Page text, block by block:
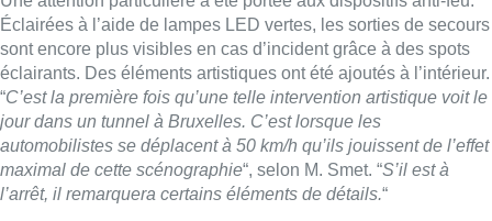
préhistoire. Dans le tunnel Belliard, ce seront des éléments
“, a ajouté le ministre. Le Fuse, discothèque voisine
de la Porte de Hal, organise une fête samedi soir dans le
nouveau tunnel. Les 2.000 billets mis en vente ont été vendus
en cinq heures.
Belga
Lire aussi :